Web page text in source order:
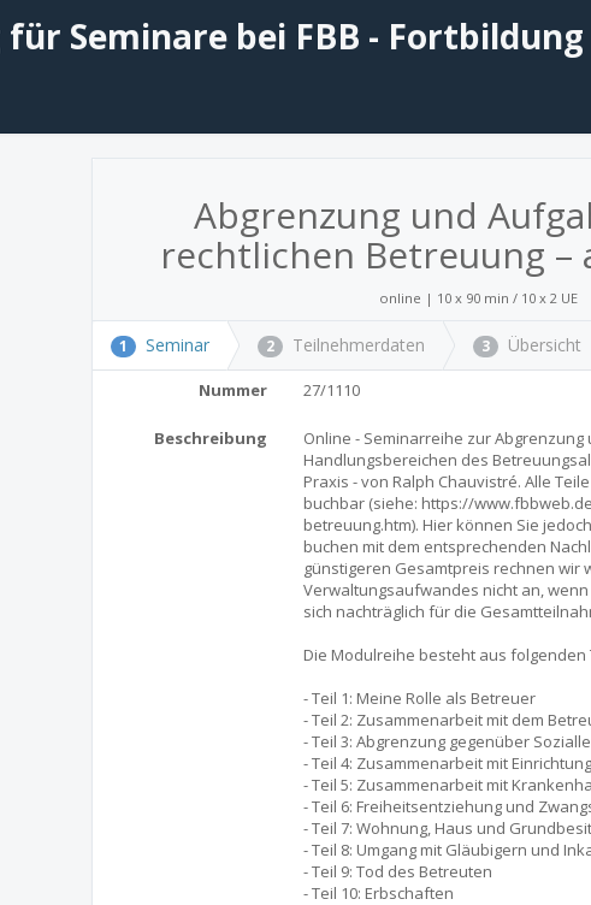
Seminare bei FBB -
Abgrenzung und
rechtlichen Betreuung –
online | 10 x 90 min / 10 x 2 UE
1 Seminar 2 Teilnehmerdaten 3 Übersicht
Nummer 27/1110
Beschreibung
Online - Seminarreihe zur
Handlungsbereichen des
Praxis - von Ralph Chauvistré. Alle
buchbar (siehe: https://
betreuung.htm). Hier können Sie
buchen mit dem entsprechenden
günstigeren Gesamtpreis rechnen wir
Verwaltungsaufwandes nicht an,
sich nachträglich für die
Die Modulreihe besteht aus folgenden
- Teil 1: Meine Rolle als Betreuer
- Teil 2: Zusammenarbeit mit dem
- Teil 3: Abgrenzung gegenüber
- Teil 4: Zusammenarbeit mit
- Teil 5: Zusammenarbeit mit
- Teil 6: Freiheitsentziehung und
- Teil 7: Wohnung, Haus und
- Teil 8: Umgang mit Gläubigern und
- Teil 9: Tod des Betreuten
- Teil 10: Erbschaften